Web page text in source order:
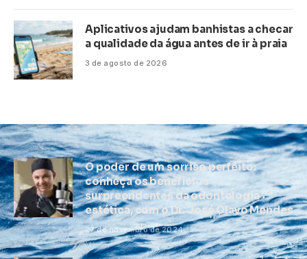
Aplicativos ajudam banhistas a checar
a qualidade da água antes de ir à praia
3 de agosto de 2026
O poder de um sorriso perfeito:
conheça os benefícios
surpreendentes da odontologia
estética, com o Dr. José Olavo Mendes
27 de novembro de 2024